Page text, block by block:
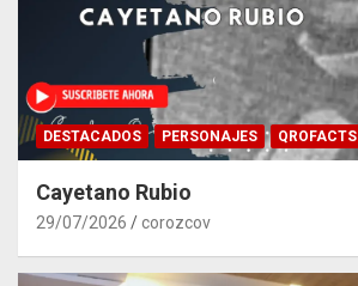
DESTACADOS PERSONAJES QROFACTS
Cayetano Rubio
29/07/2026 corozcov